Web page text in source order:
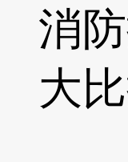
消
大